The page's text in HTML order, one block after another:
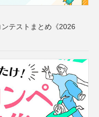
テストまとめ《2026